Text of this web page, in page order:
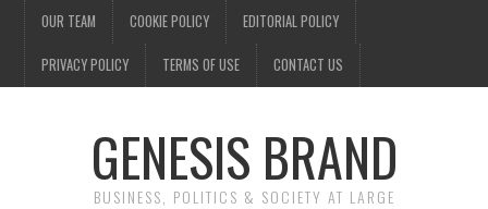
OUR TEAM COOKIE POLICY EDITORIAL POLICY
PRIVACY POLICY TERMS OF USE CONTACT US
GENESIS BRAND
BUSINESS, POLITICS & SOCIETY AT LARGE